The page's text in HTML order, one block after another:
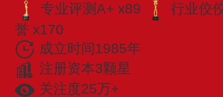
专业评测A+ x89
行业佼
誉 x170
成立时间1985年
注册资本3颗星
关注度25万+